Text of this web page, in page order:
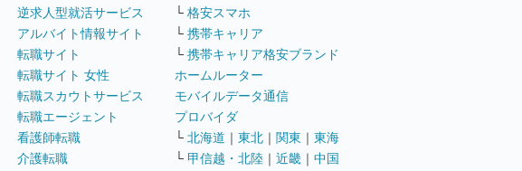
逆求人型就活サービス
アルバイト情報サイト
転職サイト
転職サイト 女性
転職スカウトサービス
転職エージェント
看護師転職
介護転職
└ 格安スマホ
└ 携帯キャリア
└ 携帯キャリア格安ブランド
ホームルーター
モバイルデータ通信
プロバイダ
└ 北海道 ｜ 東北 ｜ 関東 ｜ 東海
└ 甲信越・北陸 ｜ 近畿 ｜ 中国